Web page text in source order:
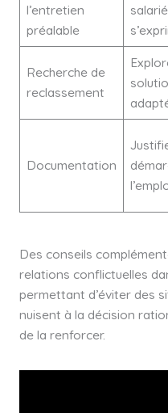
l’entretien
préalable
Recherche de
reclassement
Documentation
Des conseils
relations conflictuelles
permettant d’éviter des
nuisent à la décision
de la renforcer.